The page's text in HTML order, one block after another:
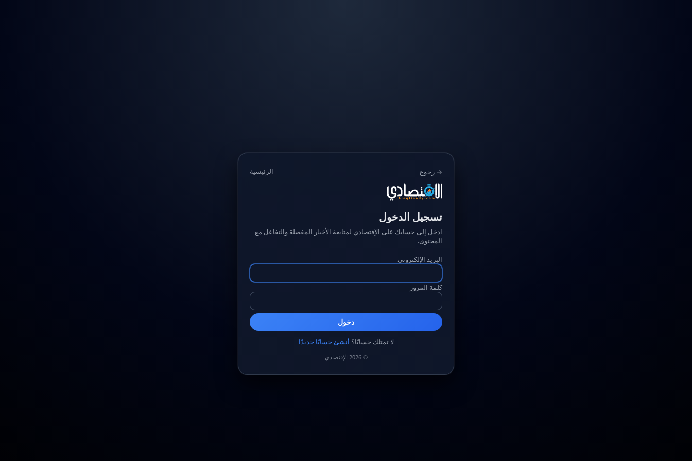
→ رجوع الرئيسية
تسجيل الدخول
ادخل إلى حسابك على الإقتصادي لمتابعة الأخبار المفضلة والتفاعل مع
المحتوى.
البريد الإلكتروني
كلمة المرور
دخول
لا تمتلك حسابًا؟ أنشئ حسابًا جديدًا
© 2026 الإقتصادي